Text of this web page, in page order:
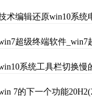
术编辑还原win10系
超级终端软件_win7
系统工具栏切换慢
7的下一个功能